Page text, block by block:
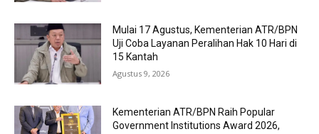
Mulai 17 Agustus, Kementerian ATR/BPN
Uji Coba Layanan Peralihan Hak 10 Hari di
15 Kantah
Agustus 9, 2026
Kementerian ATR/BPN Raih Popular
Government Institutions Award 2026,